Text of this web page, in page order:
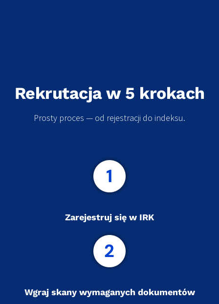
Rekrutacja w 5 krokach
Prosty proces — od rejestracji do indeksu.
Zarejestruj się w IRK
Wgraj skany wymaganych dokumentów